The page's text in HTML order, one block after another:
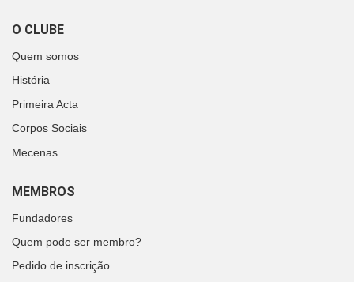
O CLUBE
Quem somos
História
Primeira Acta
Corpos Sociais
Mecenas
MEMBROS
Fundadores
Quem pode ser membro?
Pedido de inscrição